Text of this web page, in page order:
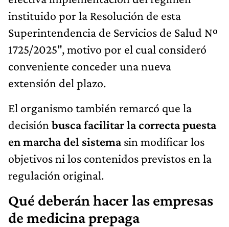
instituido por la Resolución de esta
Superintendencia de Servicios de Salud Nº
1725/2025", motivo por el cual consideró
conveniente conceder una nueva
extensión del plazo.
El organismo también remarcó que la
decisión busca facilitar la correcta puesta
en marcha del sistemasin modificar los
objetivos ni los contenidos previstos en la
regulación original.
Qué deberán hacer las empresas
de medicina prepaga